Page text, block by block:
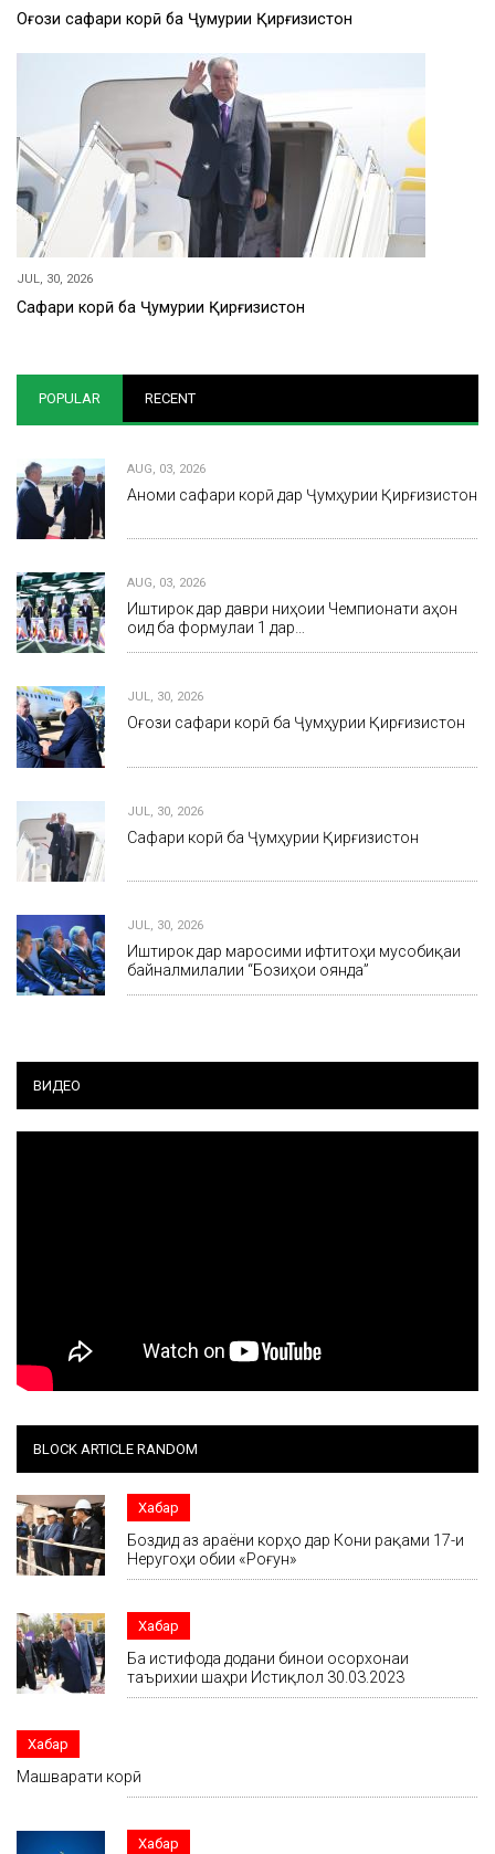
Оғози сафари корӣ ба Ҷумҳурии Қирғизистон
JUL, 30, 2026
Сафари корӣ ба Ҷумҳурии Қирғизистон
POPULAR RECENT
AUG, 03, 2026
Анҷоми сафари корӣ дар Ҷумҳурии Қирғизистон
AUG, 03, 2026
Иштирок дар даври ниҳоии Чемпионати ҷаҳон
оид ба формулаи 1 дар…
JUL, 30, 2026
Оғози сафари корӣ ба Ҷумҳурии Қирғизистон
JUL, 30, 2026
Сафари корӣ ба Ҷумҳурии Қирғизистон
JUL, 30, 2026
Иштирок дар маросими ифтитоҳи мусобиқаи
байналмилалии “Бозиҳои оянда”
ВИДЕО
BLOCK ARTICLE RANDOM
Хабар
Боздид аз ҷараёни корҳо дар Кони рақами 17-и
Неругоҳи обии «Роғун»
Хабар
Ба истифода додани бинои осорхонаи
таърихии шаҳри Истиқлол 30.03.2023
Хабар
Машварати корӣ
Хабар